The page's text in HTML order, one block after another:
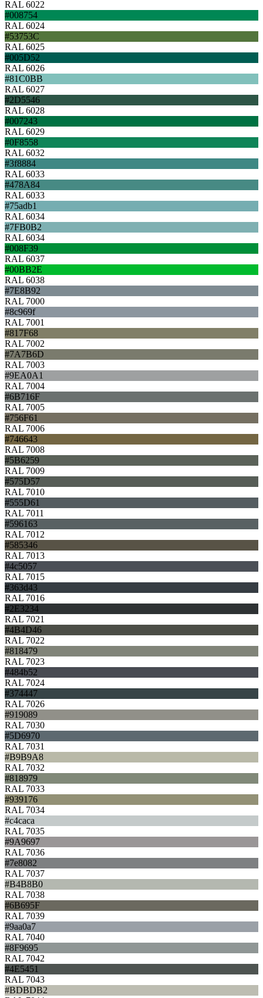
RAL 6022
#008754
RAL 6024
#53753C
RAL 6025
#005D52
RAL 6026
#81C0BB
RAL 6027
#2D5546
RAL 6028
#007243
RAL 6029
#0F8558
RAL 6032
#3f8884
RAL 6033
#478A84
RAL 6033
#75adb1
RAL 6034
#7FB0B2
RAL 6034
#008F39
RAL 6037
#00BB2E
RAL 6038
#7E8B92
RAL 7000
#8c969f
RAL 7001
#817F68
RAL 7002
#7A7B6D
RAL 7003
#9EA0A1
RAL 7004
#6B716F
RAL 7005
#756F61
RAL 7006
#746643
RAL 7008
#5B6259
RAL 7009
#575D57
RAL 7010
#555D61
RAL 7011
#596163
RAL 7012
#585346
RAL 7013
#4c5057
RAL 7015
#363d43
RAL 7016
#2E3234
RAL 7021
#4B4D46
RAL 7022
#818479
RAL 7023
#484b52
RAL 7024
#374447
RAL 7026
#919089
RAL 7030
#5D6970
RAL 7031
#B9B9A8
RAL 7032
#818979
RAL 7033
#939176
RAL 7034
#c4caca
RAL 7035
#9A9697
RAL 7036
#7e8082
RAL 7037
#B4B8B0
RAL 7038
#6B695F
RAL 7039
#9aa0a7
RAL 7040
#8F9695
RAL 7042
#4E5451
RAL 7043
#BDBDB2